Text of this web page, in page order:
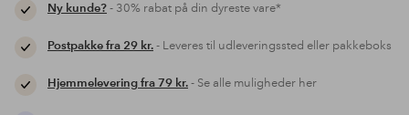
Ny kunde?- 30% rabat på din dyreste vare*
Postpakke fra 29 kr.- Leveres til udleveringssted eller pakkeboks
Hjemmelevering fra 79 kr.- Se alle muligheder her